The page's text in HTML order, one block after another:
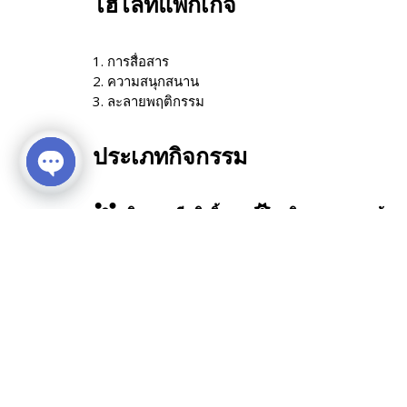
1. การสื่อสาร
2. ความสนุกสนาน
3. ละลายพฤติกรรม
ประเภทกิจกรรม
กิจกรรมทีมบิวดิ้ง กิจกรรมกลางแจ้ง